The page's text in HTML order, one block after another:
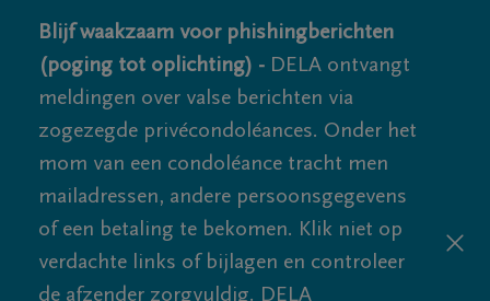
Blijf waakzaam voor phishingberichten
(poging tot oplichting) - DELA ontvangt
meldingen over valse berichten via
zogezegde privécondoléances. Onder het
mom van een condoléance tracht men
mailadressen, andere persoonsgegevens
of een betaling te bekomen. Klik niet op
verdachte links of bijlagen en controleer
de afzender zorgvuldig. DELA